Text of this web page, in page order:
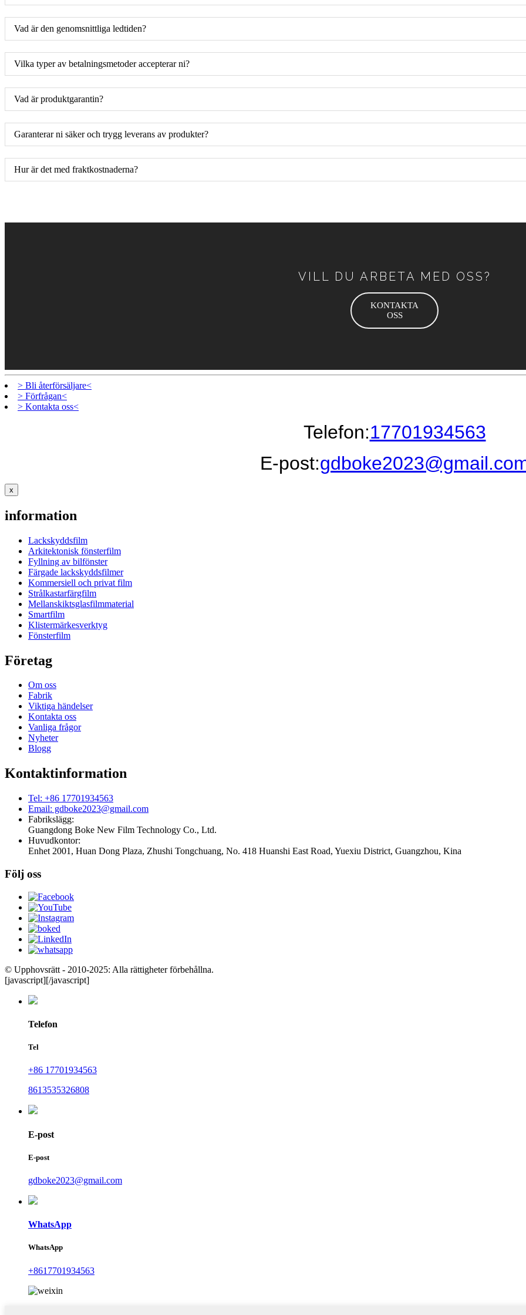
Vad är den genomsnittliga ledtiden?
Vilka typer av betalningsmetoder accepterar ni?
Vad är produktgarantin?
Garanterar ni säker och trygg leverans av produkter?
Hur är det med fraktkostnaderna?
VILL DU ARBETA MED OSS?
KONTAKTA
OSS
> Bli återförsäljare<
> Förfrågan<
> Kontakta oss<
Telefon:17701934563
E-post:
x
information
Lackskyddsfilm
Arkitektonisk fönsterfilm
Fyllning av bilfönster
Färgade lackskyddsfilmer
Kommersiell och privat film
Strålkastarfärgfilm
Mellanskiktsglasfilmmaterial
Smartfilm
Klistermärkesverktyg
Fönsterfilm
Företag
Om oss
Fabrik
Viktiga händelser
Kontakta oss
Vanliga frågor
Nyheter
Blogg
Kontaktinformation
Tel: +86 17701934563
Email: gdboke2023@gmail.com
Fabrikslägg:
Guangdong Boke New Film Technology Co., Ltd.
Huvudkontor:
Enhet 2001, Huan Dong Plaza, Zhushi Tongchuang, No. 418 Huanshi East Road, Yuexiu District, Guangzhou, Kina
Följ oss
© Upphovsrätt - 2010-2025: Alla rättigheter förbehållna.
[javascript][/javascript]
Telefon
Tel
+86 17701934563
8613535326808
E-post
E-post
gdboke2023@gmail.com
WhatsApp
WhatsApp
+8617701934563